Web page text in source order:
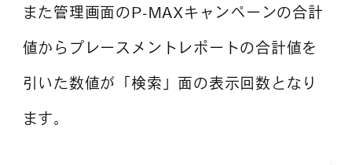
また管理画面のP-MAXキャンペーンの合計
値からプレースメントレポートの合計値を
引いた数値が「検索」面の表示回数となり
ます。